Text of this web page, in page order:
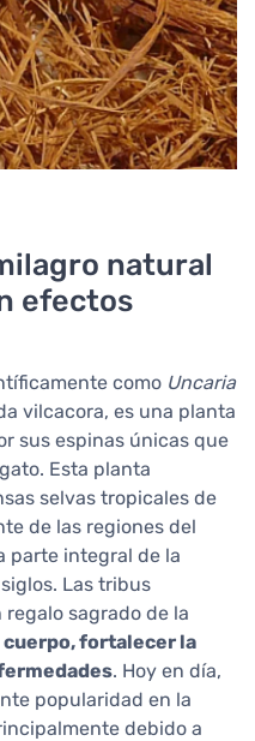
natural
efectos
como Uncaria
vilcacora, es una planta
sus espinas únicas que
Esta planta
selvas tropicales de
de las regiones del
parte integral de la
Las tribus
sagrado de la
cuerpo, fortalecer la
. Hoy en día,
popularidad en la
debido a